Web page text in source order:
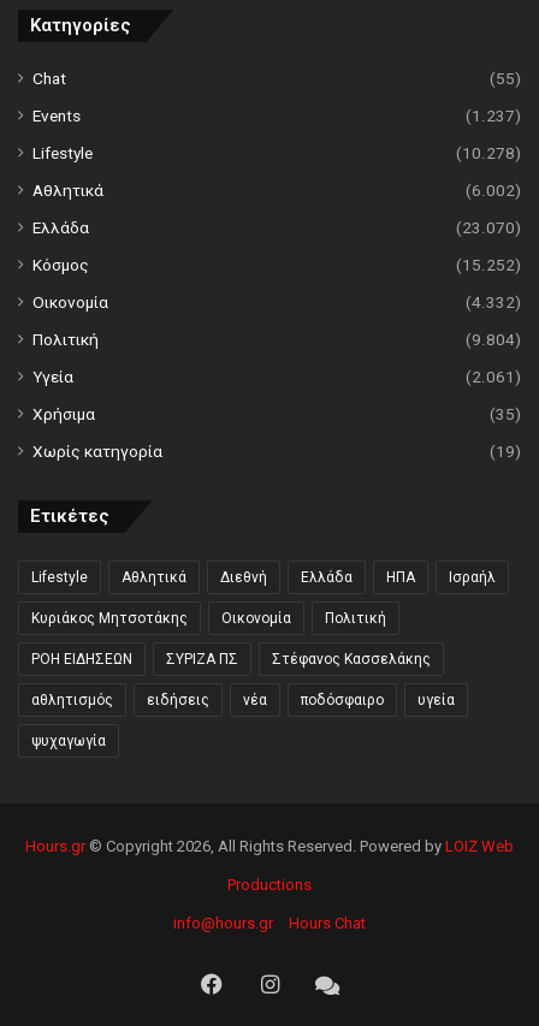
Κατηγορίες
Chat
(55)
Events
(1.237)
Lifestyle
(10.278)
Αθλητικά
(6.002)
Ελλάδα
(23.070)
Κόσμος
(15.252)
Οικονομία
(4.332)
Πολιτική
(9.804)
Υγεία
(2.061)
Χρήσιμα
(35)
Χωρίς κατηγορία
(19)
Ετικέτες
Lifestyle Αθλητικά Διεθνή Ελλάδα ΗΠΑ Ισραήλ
Κυριάκος Μητσοτάκης Οικονομία Πολιτική
ΡΟΗ ΕΙΔΗΣΕΩΝ ΣΥΡΙΖΑ ΠΣ Στέφανος Κασσελάκης
αθλητισμός ειδήσεις νέα ποδόσφαιρο υγεία
ψυχαγωγία
Hours.gr© Copyright 2026, All Rights Reserved. Powered by LOIZ Web
Productions
info@hours.gr Hours Chat
FacebookInstagramHours